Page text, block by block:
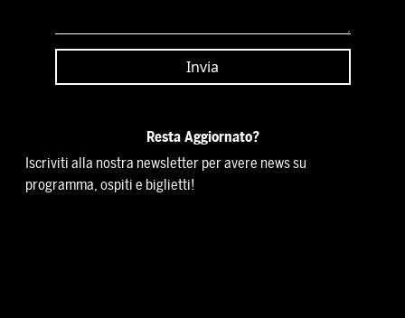
Resta Aggiornato?
Iscriviti alla nostra newsletter per avere news su
programma, ospiti e biglietti!